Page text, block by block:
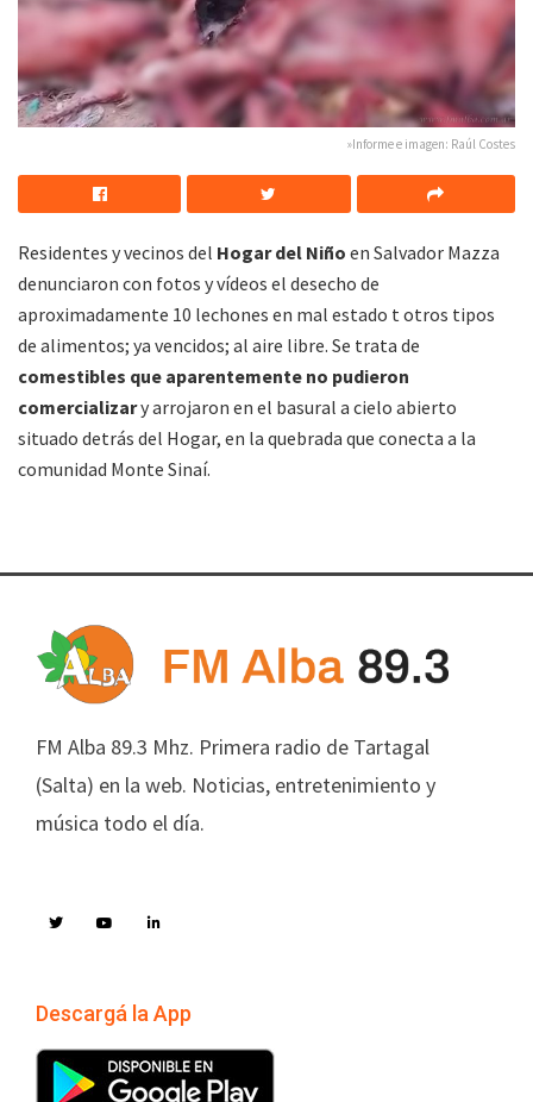
»Informe e imagen: Raúl Costes
Residentes y vecinos del Hogar del Niño en Salvador Mazza
denunciaron con fotos y vídeos el desecho de
aproximadamente 10 lechones en mal estado t otros tipos
de alimentos; ya vencidos; al aire libre. Se trata de
comestibles que aparentemente no pudieron
comercializary arrojaron en el basural a cielo abierto
situado detrás del Hogar, en la quebrada que conecta a la
comunidad Monte Sinaí.
FM Alba 89.3 Mhz. Primera radio de Tartagal
(Salta) en la web. Noticias, entretenimiento y
música todo el día.
Descargá la App